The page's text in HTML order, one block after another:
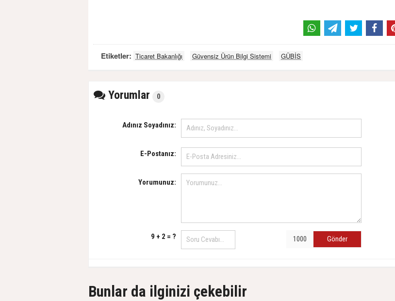
Etiketler: Ticaret Bakanlığı Güvensiz Ürün Bilgi Sistemi GÜBİS
Yorumlar 0
Adınız Soyadınız:
E-Postanız:
Yorumunuz:
9 + 2 = ? Gönder
Bunlar da ilginizi çekebilir